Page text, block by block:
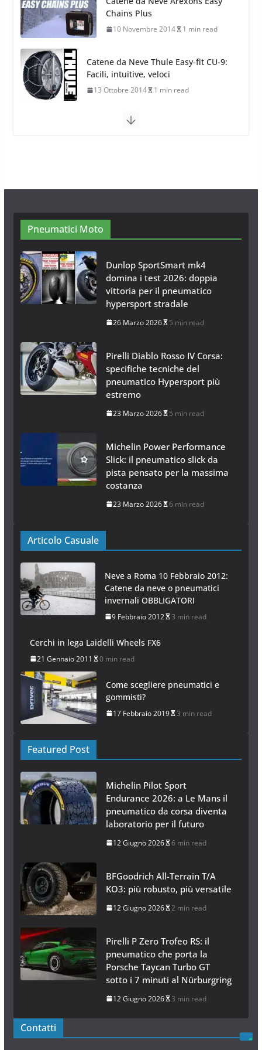
Facili, intuitive, veloci
13 Ottobre 2014 1 min read
Calze da Neve Arexocks by
Arexons
26 Ottobre 2013 1 min read
Calze da Neve per Auto 2025:
26 Gennaio 2017
Pneumatici Moto
Dunlop SportSmart mk4
domina i test 2026: doppia
vittoria per il pneumatico
hypersport stradale
26 Marzo 2026 5 min read
Pirelli Diablo Rosso IV Corsa:
specifiche tecniche del
pneumatico Hypersport più
estremo
23 Marzo 2026 5 min read
Michelin Power Performance
Slick: il pneumatico slick da
pista pensato per la massima
costanza
23 Marzo 2026 6 min read
Articolo Casuale
Neve a Roma 10 Febbraio 2012:
Catene da neve o pneumatici
invernali OBBLIGATORI
9 Febbraio 2012 3 min read
Cerchi in lega Laidelli Wheels FX6
21 Gennaio 2011 0 min read
Come scegliere pneumatici e
gommisti?
17 Febbraio 2019 3 min read
Featured Post
Michelin Pilot Sport
Endurance 2026: a Le Mans il
pneumatico da corsa diventa
laboratorio per il futuro
12 Giugno 2026 6 min read
BFGoodrich All-Terrain T/A
KO3: più robusto, più versatile
12 Giugno 2026 2 min read
Pirelli P Zero Trofeo RS: il
pneumatico che porta la
Porsche Taycan Turbo GT
sotto i 7 minuti al Nürburgring
12 Giugno 2026 3 min read
Contatti